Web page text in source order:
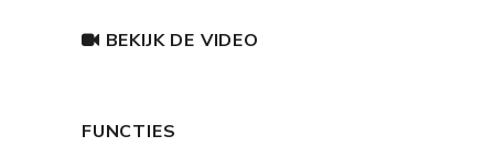
BEKIJK DE VIDEO
FUNCTIES